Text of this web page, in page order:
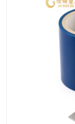
不绣钢板保护膜